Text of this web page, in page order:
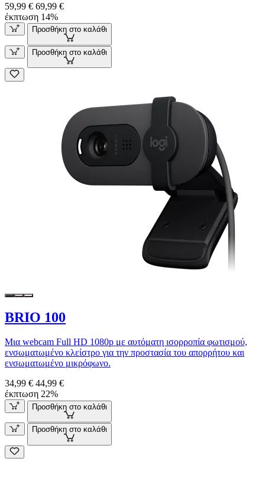
59,99 € 69,99 €
έκπτωση 14%
Προσθήκη στο καλάθι
Προσθήκη στο καλάθι
BRIO 100
Μια webcam Full HD 1080p με αυτόματη ισορροπία φωτισμού,
ενσωματωμένο κλείστρο για την προστασία του απορρήτου και
ενσωματωμένο μικρόφωνο.
34,99 € 44,99 €
έκπτωση 22%
Προσθήκη στο καλάθι
Προσθήκη στο καλάθι